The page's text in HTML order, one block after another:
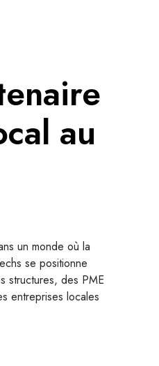
au
un monde où la
se positionne
structures, des PME
entreprises locales